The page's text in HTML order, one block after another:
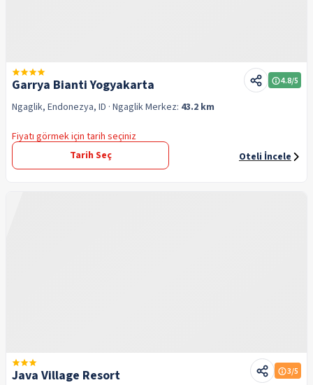
Garrya Bianti Yogyakarta 4.8/5
Ngaglik, Endonezya, ID · NgaglikMerkez: 43.2 km
Fiyatı görmek için tarih seçiniz
Tarih Seç
Oteli İncele
Java Village Resort 3/5